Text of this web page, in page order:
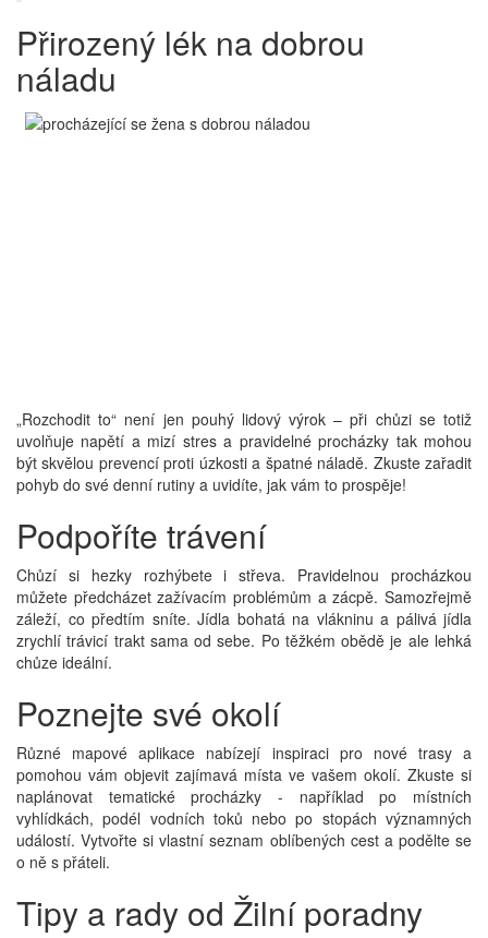
Přirozený lék na dobrou
náladu
„Rozchodit to“ není jen pouhý lidový výrok – při chůzi se totiž
uvolňuje napětí a mizí stres a pravidelné procházky tak mohou
být skvělou prevencí proti úzkosti a špatné náladě. Zkuste zařadit
pohyb do své denní rutiny a uvidíte, jak vám to prospěje!
Podpoříte trávení
Chůzí si hezky rozhýbete i střeva. Pravidelnou procházkou
můžete předcházet zažívacím problémům a zácpě. Samozřejmě
záleží, co předtím sníte. Jídla bohatá na vlákninu a pálivá jídla
zrychlí trávicí trakt sama od sebe. Po těžkém obědě je ale lehká
chůze ideální.
Poznejte své okolí
Různé mapové aplikace nabízejí inspiraci pro nové trasy a
pomohou vám objevit zajímavá místa ve vašem okolí. Zkuste si
naplánovat tematické procházky - například po místních
vyhlídkách, podél vodních toků nebo po stopách významných
událostí. Vytvořte si vlastní seznam oblíbených cest a podělte se
o ně s přáteli.
Tipy a rady od Žilní poradny